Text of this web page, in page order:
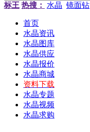
标王 热搜： 水晶 镜面钻
首页
水晶资讯
水晶图库
水晶供应
水晶报价
水晶商城
资料下载
水晶专题
水晶视频
水晶求购